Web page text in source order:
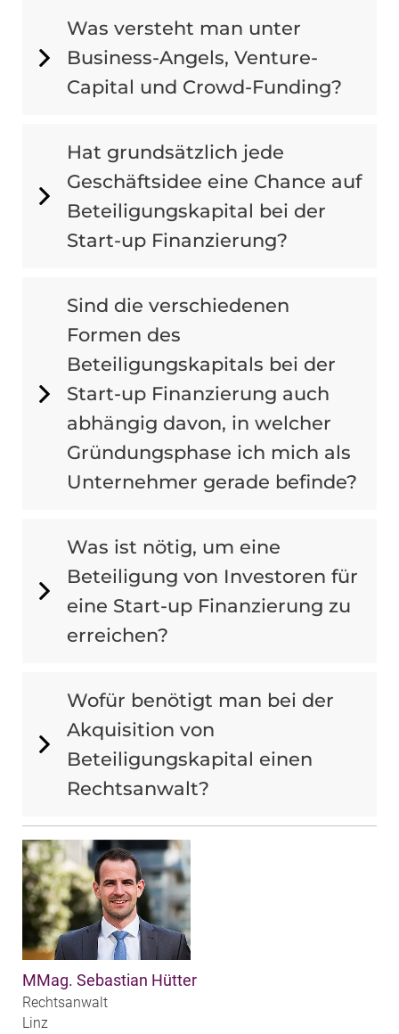
Was versteht man unter
Business-Angels, Venture-
Capital und Crowd-Funding?
Hat grundsätzlich jede
Geschäftsidee eine Chance auf
Beteiligungskapital bei der
Start-up Finanzierung?
Sind die verschiedenen
Formen des
Beteiligungskapitals bei der
Start-up Finanzierung auch
abhängig davon, in welcher
Gründungsphase ich mich als
Unternehmer gerade befinde?
Was ist nötig, um eine
Beteiligung von Investoren für
eine Start-up Finanzierung zu
erreichen?
Wofür benötigt man bei der
Akquisition von
Beteiligungskapital einen
Rechtsanwalt?
MMag. Sebastian Hütter
Rechtsanwalt
Linz